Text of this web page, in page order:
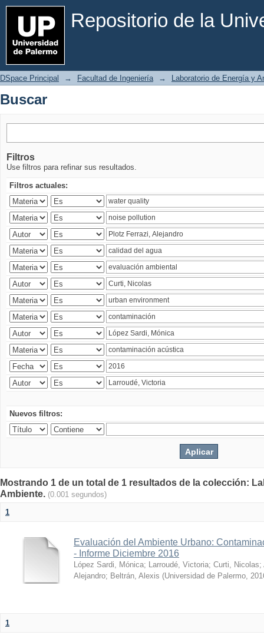
Repositorio de la
Buscar
DSpace Principal → Facultad de Ingeniería → Laboratorio de Energía y
Buscar
Filtros
Use filtros para refinar sus resultados.
Filtros actuales:
Nuevos filtros:
Mostrando 1 de un total de 1 resultados de la colección:
Ambiente. (0.001 segundos)
1
Evaluación del Ambiente Urbano:
- Informe Diciembre 2016
López Sardi, Mónica; Larroudé, Victoria; Curti, Nicolas;
Alejandro; Beltrán, Alexis (Universidad de Palermo,
1